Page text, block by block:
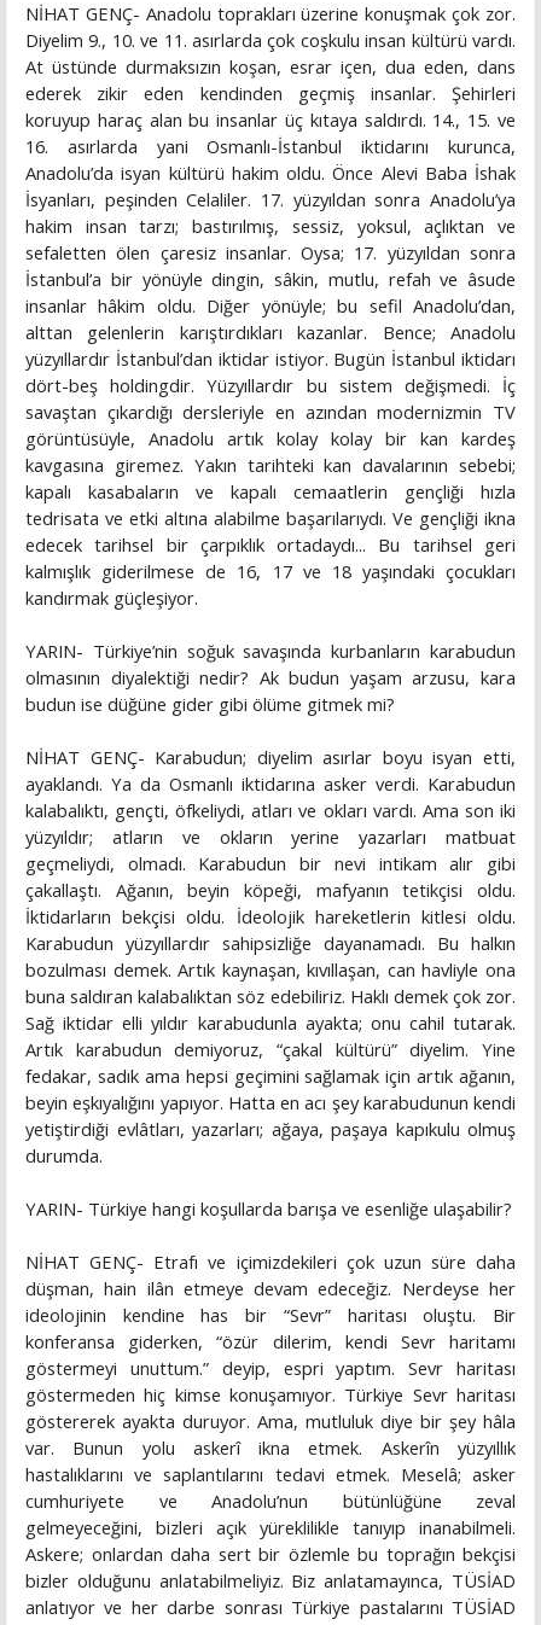
NİHAT GENÇ- Anadolu toprakları üzerine konuşmak çok zor.
Diyelim 9., 10. ve 11. asırlarda çok coşkulu insan kültürü vardı.
At üstünde durmaksızın koşan, esrar içen, dua eden, dans
ederek zikir eden kendinden geçmiş insanlar. Şehirleri
koruyup haraç alan bu insanlar üç kıtaya saldırdı. 14., 15. ve
16. asırlarda yani Osmanlı-İstanbul iktidarını kurunca,
Anadolu’da isyan kültürü hakim oldu. Önce Alevi Baba İshak
İsyanları, peşinden Celaliler. 17. yüzyıldan sonra Anadolu’ya
hakim insan tarzı; bastırılmış, sessiz, yoksul, açlıktan ve
sefaletten ölen çaresiz insanlar. Oysa; 17. yüzyıldan sonra
İstanbul’a bir yönüyle dingin, sâkin, mutlu, refah ve âsude
insanlar hâkim oldu. Diğer yönüyle; bu sefil Anadolu’dan,
alttan gelenlerin karıştırdıkları kazanlar. Bence; Anadolu
yüzyıllardır İstanbul’dan iktidar istiyor. Bugün İstanbul iktidarı
dört-beş holdingdir. Yüzyıllardır bu sistem değişmedi. İç
savaştan çıkardığı dersleriyle en azından modernizmin TV
görüntüsüyle, Anadolu artık kolay kolay bir kan kardeş
kavgasına giremez. Yakın tarihteki kan davalarının sebebi;
kapalı kasabaların ve kapalı cemaatlerin gençliği hızla
tedrisata ve etki altına alabilme başarılarıydı. Ve gençliği ikna
edecek tarihsel bir çarpıklık ortadaydı... Bu tarihsel geri
kalmışlık giderilmese de 16, 17 ve 18 yaşındaki çocukları
kandırmak güçleşiyor.
YARIN- Türkiye’nin soğuk savaşında kurbanların karabudun
olmasının diyalektiği nedir? Ak budun yaşam arzusu, kara
budun ise düğüne gider gibi ölüme gitmek mi?
NİHAT GENÇ- Karabudun; diyelim asırlar boyu isyan etti,
ayaklandı. Ya da Osmanlı iktidarına asker verdi. Karabudun
kalabalıktı, gençti, öfkeliydi, atları ve okları vardı. Ama son iki
yüzyıldır; atların ve okların yerine yazarları matbuat
geçmeliydi, olmadı. Karabudun bir nevi intikam alır gibi
çakallaştı. Ağanın, beyin köpeği, mafyanın tetikçisi oldu.
İktidarların bekçisi oldu. İdeolojik hareketlerin kitlesi oldu.
Karabudun yüzyıllardır sahipsizliğe dayanamadı. Bu halkın
bozulması demek. Artık kaynaşan, kıvıllaşan, can havliyle ona
buna saldıran kalabalıktan söz edebiliriz. Haklı demek çok zor.
Sağ iktidar elli yıldır karabudunla ayakta; onu cahil tutarak.
Artık karabudun demiyoruz, “çakal kültürü” diyelim. Yine
fedakar, sadık ama hepsi geçimini sağlamak için artık ağanın,
beyin eşkıyalığını yapıyor. Hatta en acı şey karabudunun kendi
yetiştirdiği evlâtları, yazarları; ağaya, paşaya kapıkulu olmuş
durumda.
YARIN- Türkiye hangi koşullarda barışa ve esenliğe ulaşabilir?
NİHAT GENÇ- Etrafı ve içimizdekileri çok uzun süre daha
düşman, hain ilân etmeye devam edeceğiz. Nerdeyse her
ideolojinin kendine has bir “Sevr” haritası oluştu. Bir
konferansa giderken, “özür dilerim, kendi Sevr haritamı
göstermeyi unuttum.” deyip, espri yaptım. Sevr haritası
göstermeden hiç kimse konuşamıyor. Türkiye Sevr haritası
göstererek ayakta duruyor. Ama, mutluluk diye bir şey hâla
var. Bunun yolu askerî ikna etmek. Askerîn yüzyıllık
hastalıklarını ve saplantılarını tedavi etmek. Meselâ; asker
cumhuriyete ve Anadolu’nun bütünlüğüne zeval
gelmeyeceğini, bizleri açık yüreklilikle tanıyıp inanabilmeli.
Askere; onlardan daha sert bir özlemle bu toprağın bekçisi
bizler olduğunu anlatabilmeliyiz. Biz anlatamayınca, TÜSİAD
anlatıyor ve her darbe sonrası Türkiye pastalarını TÜSİAD